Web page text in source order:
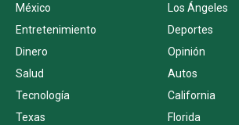
México
Los Ángeles
Entretenimiento
Deportes
Dinero
Opinión
Salud
Autos
Tecnología
California
Texas
Florida